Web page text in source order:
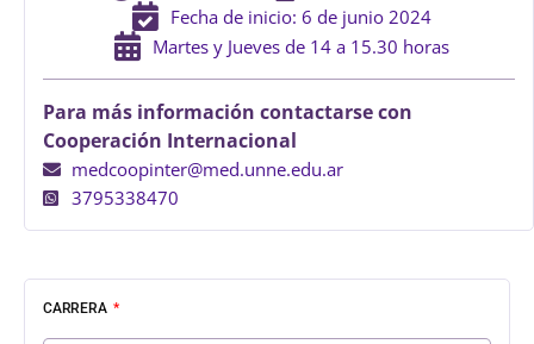
Fecha de inicio: 6 de junio 2024
Martes y Jueves de 14 a 15.30 horas
Para más información contactarse con
Cooperación Internacional
medcoopinter@med.unne.edu.ar
3795338470
CARRERA